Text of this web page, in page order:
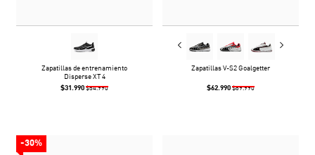
Zapatillas de entrenamiento
Disperse XT 4
$31.990 $54.990
Zapatillas V-S2 Goalgetter
$62.990 $89.990
-30%